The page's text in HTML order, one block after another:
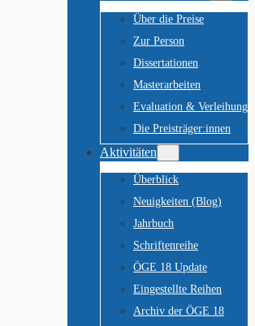
Über die Preise
Zur Person
Dissertationen
Masterarbeiten
Evaluation & Verleihung
Die Preisträger:innen
Aktivitäten
Überblick
Neuigkeiten (Blog)
Jahrbuch
Schriftenreihe
ÖGE 18 Update
Eingestellte Reihen
Archiv der ÖGE 18